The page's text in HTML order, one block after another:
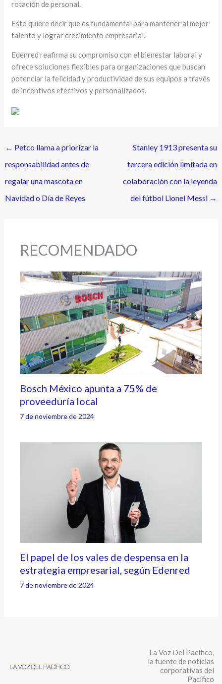
rotación de personal.
Esto quiere decir que es fundamental para mantener al mejor
talento y lograr crecimiento empresarial.
Edenred reafirma su compromiso con el bienestar laboral y
ofrece soluciones flexibles para organizaciones que buscan
potenciar la felicidad y productividad de sus equipos a través
de incentivos efectivos y personalizados.
← Petco llama a priorizar la
responsabilidad antes de
regalar una mascota en
Navidad o Día de Reyes
Stanley 1913 presenta su
tercera edición limitada en
colaboración con la leyenda
del fútbol Lionel Messi →
RECOMENDADO
Bosch México apunta a 75% de
proveeduría local
7 de noviembre de 2024
El papel de los vales de despensa en la
estrategia empresarial, según Edenred
7 de noviembre de 2024
La Voz Del Pacífico,
la fuente de noticias
corporativas del
Pacífico